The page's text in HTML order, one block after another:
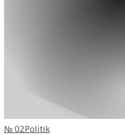
№02Politik